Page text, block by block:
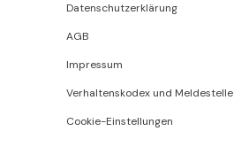
Datenschutzerklärung
AGB
Impressum
Verhaltenskodex und Meldestelle
Cookie-Einstellungen